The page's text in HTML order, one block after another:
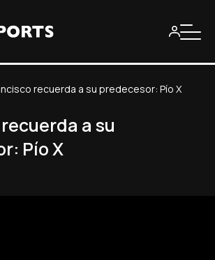
recuerda a su predecesor: Pío X
a su
Pío X